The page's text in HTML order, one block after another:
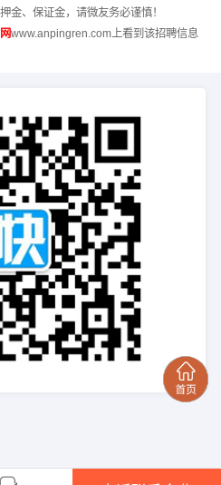
金、保证金，请微友务必谨慎！
www.anpingren.com上看到该招聘信息